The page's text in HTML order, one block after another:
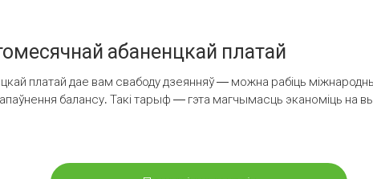
абаненцкай платай
платай дае вам свабоду дзеянняў — можна рабіць
балансу. Такі тарыф — гэта магчымасць эканоміць на